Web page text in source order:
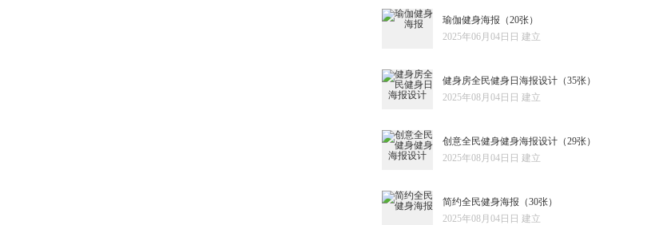
瑜伽健身海报 （20张）
2025年06月04日日 建立
健身房全民健身日海报设计 （35张）
2025年08月04日日 建立
创意全民健身健身海报设计 （29张）
2025年08月04日日 建立
简约全民健身海报 （30张）
2025年08月04日日 建立